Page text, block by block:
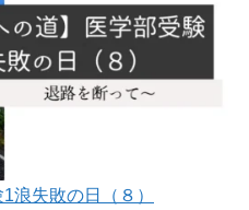
浪失敗の日（８）